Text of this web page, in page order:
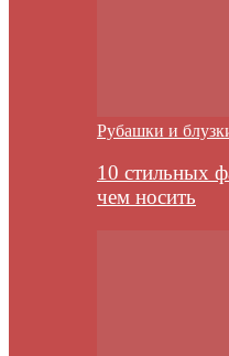
Рубашки и
10 стильных
чем носить